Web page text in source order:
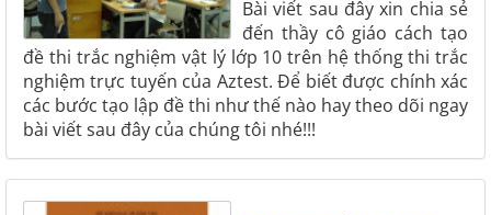
Bài viết sau đây xin chia sẻ
đến thầy cô giáo cách tạo
đề thi trắc nghiệm vật lý lớp 10 trên hệ thống thi trắc
nghiệm trực tuyến của Aztest. Để biết được chính xác
các bước tạo lập đề thi như thế nào hay theo dõi ngay
bài viết sau đây của chúng tôi nhé!!!